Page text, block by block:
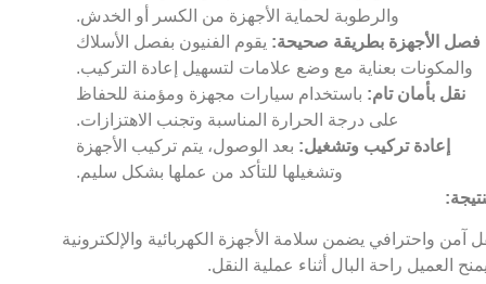
والرطوبة لحماية الأجهزة من الكسر أو الخدش.
فصل الأجهزة بطريقة صحيحة: يقوم الفنيون بفصل الأسلاك
والمكونات بعناية مع وضع علامات لتسهيل إعادة التركيب.
نقل بأمان تام: باستخدام سيارات مجهزة ومؤمنة للحفاظ
على درجة الحرارة المناسبة وتجنب الاهتزازات.
إعادة تركيب وتشغيل: بعد الوصول، يتم تركيب الأجهزة
وتشغيلها للتأكد من عملها بشكل سليم.
آمن واحترافي يضمن سلامة الأجهزة الكهربائية والإلكترونية
العميل راحة البال أثناء عملية النقل.